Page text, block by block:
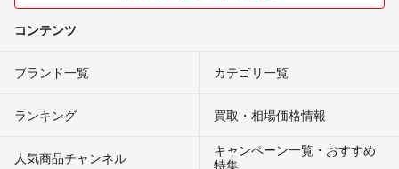
コンテンツ
ブランド一覧 カテゴリ一覧
ランキング 買取・相場価格情報
人気商品チャンネル
キャンペーン一覧・おすすめ
特集